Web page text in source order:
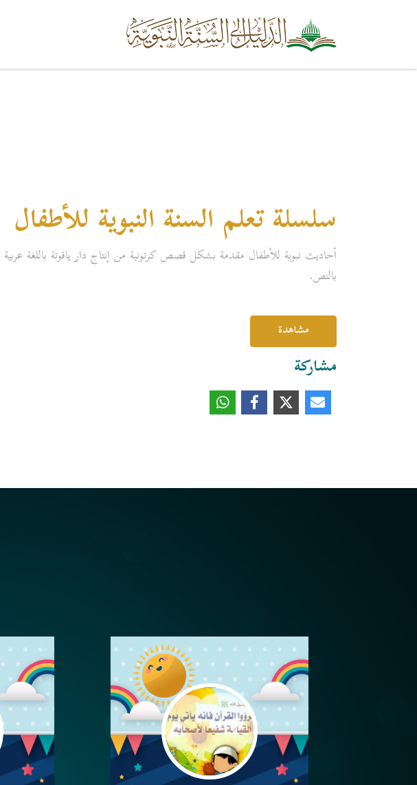
سلسلة تعلم السنة النبوية للأطفال
أحاديث نبوية للأطفال مقدمة بشكل قصص كرتونية من إنتاج دار ياقوتة باللغة
بالنص.
مشاهدة
مشاركة